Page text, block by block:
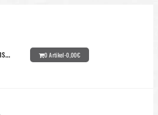
0 Artikel-0,00€